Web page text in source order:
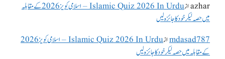
azharاز
Islamic Quiz 2026 In Urdu – اسلامی کویز 2026 کے مقابلہ
میں حصہ لیکر خود کا جائزہ لیں
mdasad787از
Islamic Quiz 2026 In Urdu – اسلامی کویز 2026
کے مقابلہ میں حصہ لیکر خود کا جائزہ لیں